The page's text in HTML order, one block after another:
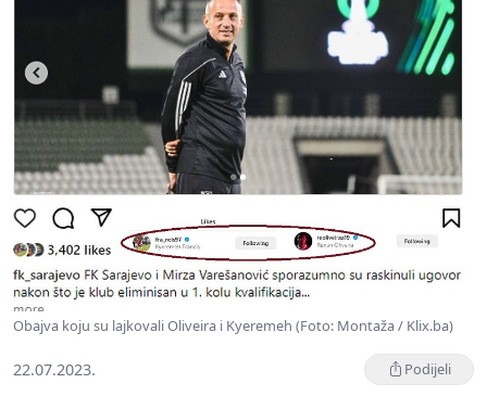
Obajva koju su lajkovali Oliveira i Kyeremeh (Foto: Montaža / Klix.ba)
22.07.2023. Podijeli